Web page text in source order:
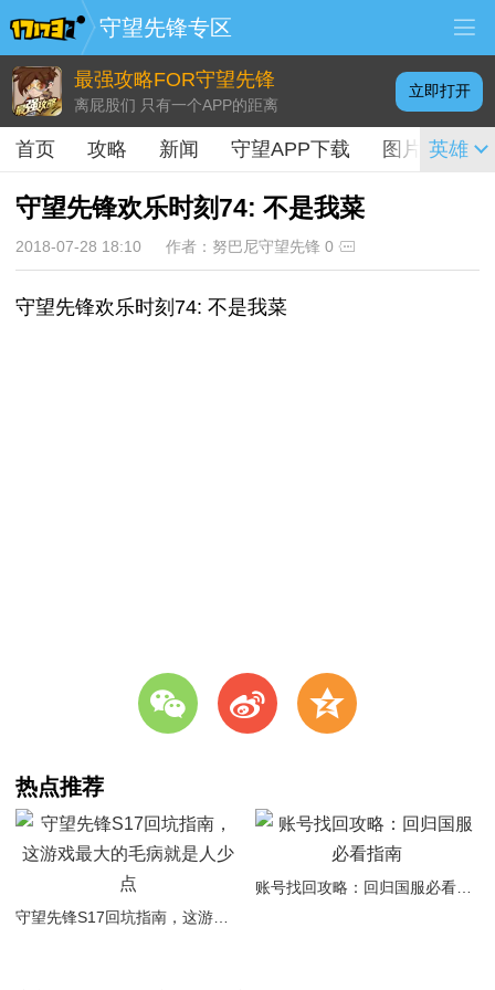
守望先锋专区
最强攻略FOR守望先锋
离屁股们 只有一个APP的距离
立即打开
首页 攻略 新闻 守望APP下载 图片 视频
英雄
守望先锋欢乐时刻74: 不是我菜
2018-07-28 18:10 作者：努巴尼守望先锋 0
守望先锋欢乐时刻74: 不是我菜
w t z
热点推荐